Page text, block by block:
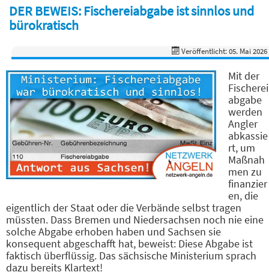
DER BEWEIS: Fischereiabgabe ist sinnlos und
bürokratisch
Veröffentlicht: 05. Mai 2026
Mit der
Fischerei
abgabe
werden
Angler
abkassie
rt, um
Maßnah
men zu
finanzier
en, die
eigentlich der Staat oder die Verbände selbst tragen
müssten. Dass Bremen und Niedersachsen noch nie eine
solche Abgabe erhoben haben und Sachsen sie
konsequent abgeschafft hat, beweist: Diese Abgabe ist
faktisch überflüssig. Das sächsische Ministerium sprach
dazu bereits Klartext!